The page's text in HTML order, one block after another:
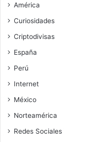
América
Curiosidades
Criptodivisas
España
Perú
Internet
México
Norteamérica
Redes Sociales